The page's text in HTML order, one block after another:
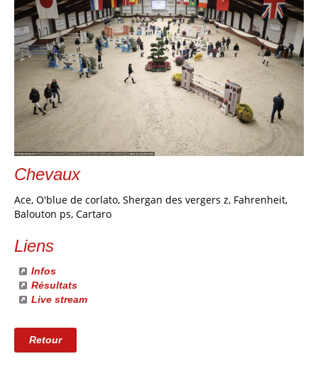
Chevaux
Ace, O'blue de corlato, Shergan des vergers z, Fahrenheit,
Balouton ps, Cartaro
Liens
Infos
Résultats
Live stream
Retour